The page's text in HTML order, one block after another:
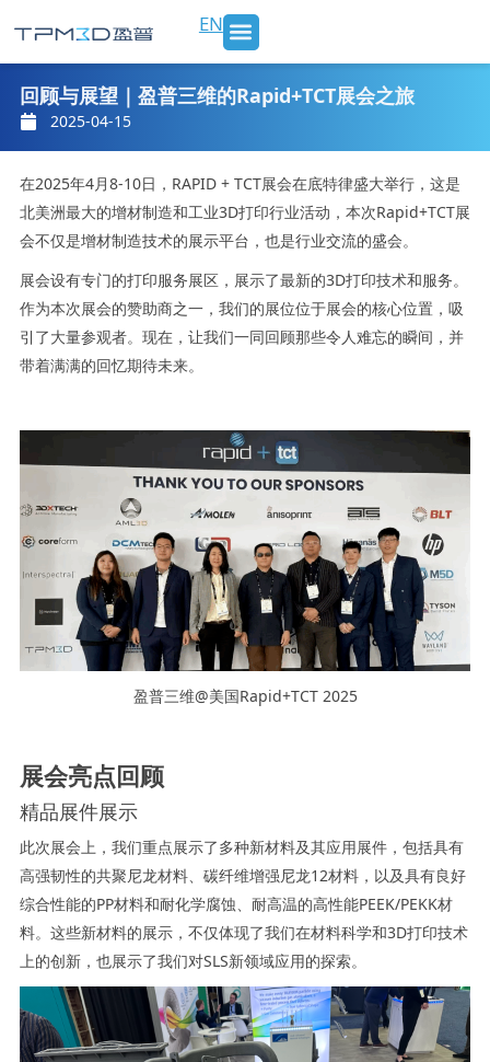
至
内
EN
回顾与展望｜盈普三维的Rapid+TCT展会之旅
2025-04-15
在2025年4月8-10日，RAPID + TCT展会在底特律盛大举行，这是
北美洲最大的增材制造和工业3D打印行业活动，本次Rapid+TCT展
会不仅是增材制造技术的展示平台，也是行业交流的盛会。
展会设有专门的打印服务展区，展示了最新的3D打印技术和服务。
作为本次展会的赞助商之一，我们的展位位于展会的核心位置，吸
引了大量参观者。现在，让我们一同回顾那些令人难忘的瞬间，并
带着满满的回忆期待未来。
盈普三维@美国Rapid+TCT 2025
展会亮点回顾
精品展件展示
此次展会上，我们重点展示了多种新材料及其应用展件，包括具有
高强韧性的共聚尼龙材料、碳纤维增强尼龙12材料，以及具有良好
综合性能的PP材料和耐化学腐蚀、耐高温的高性能PEEK/PEKK材
料。这些新材料的展示，不仅体现了我们在材料科学和3D打印技术
上的创新，也展示了我们对SLS新领域应用的探索。